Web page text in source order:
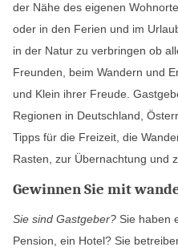
der Nähe des eigenen
oder in den Ferien und im
in der Natur zu verbringen ob
Freunden, beim Wandern und
und Klein ihrer Freude. Gastgeber aus den unterschiedlichsten
Regionen in Deutschland,
Tipps für die Freizeit, die
Rasten, zur Übernachtung und
Gewinnen Sie mit
Sie sind Gastgeber? Sie haben
Pension, ein Hotel? Sie